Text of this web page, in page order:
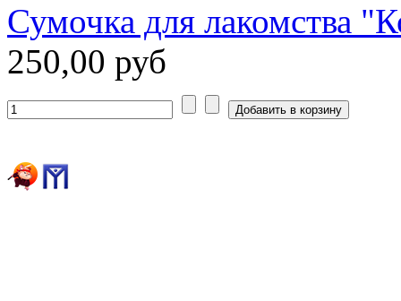
Сумочка для лакомства
250,00 руб